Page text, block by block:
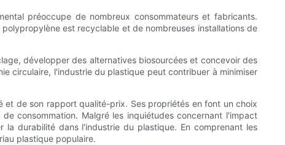
préoccupe de nombreux consommateurs et fabricants.
est recyclable et de nombreuses installations de
développer des alternatives biosourcées et concevoir des
circulaire, l'industrie du plastique peut contribuer à minimiser
et de son rapport qualité-prix. Ses propriétés en font un choix
consommation. Malgré les inquiétudes concernant l'impact
durabilité dans l'industrie du plastique. En comprenant les
plastique populaire.